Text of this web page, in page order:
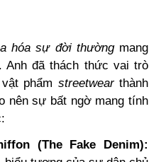
hóa sự đời thườngmang
Anh đã thách thức vai trò
phẩm streetwearthành
nên sự bất ngờ mang tính
(The Fake Denim):